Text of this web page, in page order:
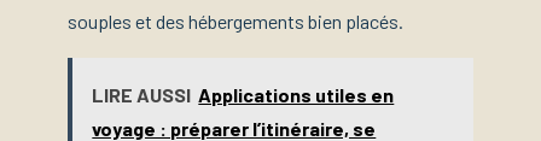
souples et des hébergements bien placés.
LIRE AUSSI Applications utiles en
voyage : préparer l’itinéraire, se